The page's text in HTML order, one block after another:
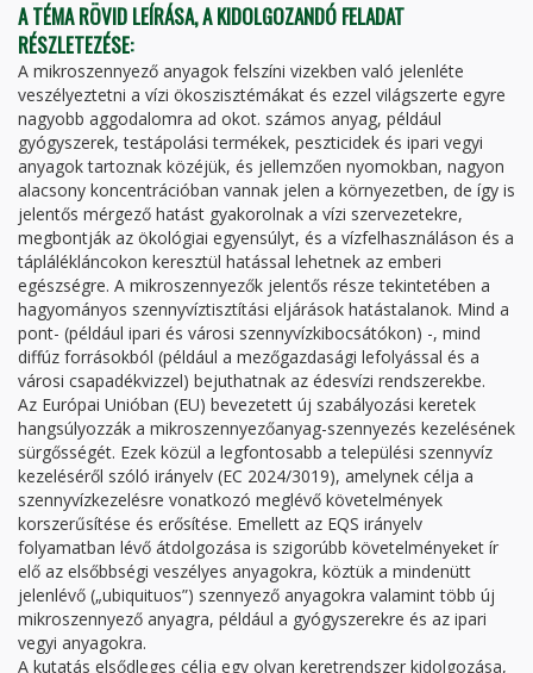
A TÉMA RÖVID LEÍRÁSA, A KIDOLGOZANDÓ FELADAT
RÉSZLETEZÉSE:
A mikroszennyező anyagok felszíni vizekben való jelenléte
veszélyeztetni a vízi ökoszisztémákat és ezzel világszerte egyre
nagyobb aggodalomra ad okot. számos anyag, például
gyógyszerek, testápolási termékek, peszticidek és ipari vegyi
anyagok tartoznak közéjük, és jellemzően nyomokban, nagyon
alacsony koncentrációban vannak jelen a környezetben, de így is
jelentős mérgező hatást gyakorolnak a vízi szervezetekre,
megbontják az ökológiai egyensúlyt, és a vízfelhasználáson és a
táplálékláncokon keresztül hatással lehetnek az emberi
egészségre. A mikroszennyezők jelentős része tekintetében a
hagyományos szennyvíztisztítási eljárások hatástalanok. Mind a
pont- (például ipari és városi szennyvízkibocsátókon) -, mind
diffúz forrásokból (például a mezőgazdasági lefolyással és a
városi csapadékvizzel) bejuthatnak az édesvízi rendszerekbe.
Az Európai Unióban (EU) bevezetett új szabályozási keretek
hangsúlyozzák a mikroszennyezőanyag-szennyezés kezelésének
sürgősségét. Ezek közül a legfontosabb a települési szennyvíz
kezeléséről szóló irányelv (EC 2024/3019), amelynek célja a
szennyvízkezelésre vonatkozó meglévő követelmények
korszerűsítése és erősítése. Emellett az EQS irányelv
folyamatban lévő átdolgozása is szigorúbb követelményeket ír
elő az elsőbbségi veszélyes anyagokra, köztük a mindenütt
jelenlévő („ubiquituos”) szennyező anyagokra valamint több új
mikroszennyező anyagra, például a gyógyszerekre és az ipari
vegyi anyagokra.
A kutatás elsődleges célja egy olyan keretrendszer kidolgozása,